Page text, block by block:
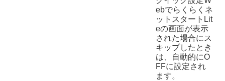
ebでらくらくネ
ットスタートLit
eの画面が表示
された場合にス
キップしたとき
は、自動的にO
FFに設定され
ます。